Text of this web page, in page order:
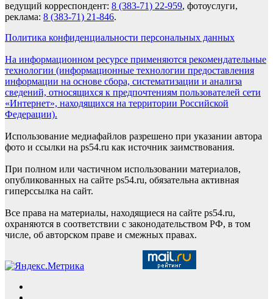
ведущий корреспондент: 8 (383-71) 22-959, фотоуслуги,
реклама: 8 (383-71) 21-846.
Политика конфиденциальности персональных данных
На информационном ресурсе применяются рекомендательные
технологии (информационные технологии предоставления
информации на основе сбора, систематизации и анализа
сведений, относящихся к предпочтениям пользователей сети
«Интернет», находящихся на территории Российской
Федерации).
Использование медиафайлов разрешено при указании автора
фото и ссылки на ps54.ru как источник заимствования.
При полном или частичном использовании материалов,
опубликованных на сайте ps54.ru, обязательна активная
гиперссылка на сайт.
Все права на материалы, находящиеся на сайте ps54.ru,
охраняются в соответствии с законодательством РФ, в том
числе, об авторском праве и смежных правах.